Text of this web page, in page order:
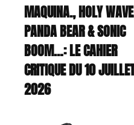
MAQUINA., HOLY
PANDA BEAR & SONIC
BOOM…: LE CAHIER
CRITIQUE DU 10
2026